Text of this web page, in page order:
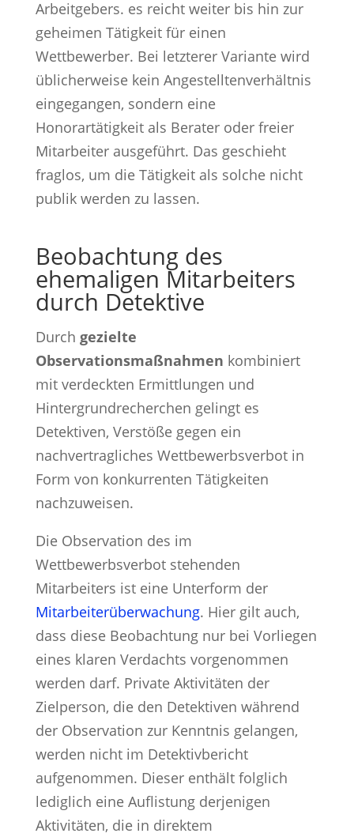
Arbeitgebers. es reicht weiter bis hin zur
geheimen Tätigkeit für einen
Wettbewerber. Bei letzterer Variante wird
üblicherweise kein Angestelltenverhältnis
eingegangen, sondern eine
Honorartätigkeit als Berater oder freier
Mitarbeiter ausgeführt. Das geschieht
fraglos, um die Tätigkeit als solche nicht
publik werden zu lassen.
Beobachtung des
ehemaligen Mitarbeiters
durch Detektive
Durch gezielte
Observationsmaßnahmen kombiniert
mit verdeckten Ermittlungen und
Hintergrundrecherchen gelingt es
Detektiven, Verstöße gegen ein
nachvertragliches Wettbewerbsverbot in
Form von konkurrenten Tätigkeiten
nachzuweisen.
Die Observation des im
Wettbewerbsverbot stehenden
Mitarbeiters ist eine Unterform der
Mitarbeiterüberwachung. Hier gilt auch,
dass diese Beobachtung nur bei Vorliegen
eines klaren Verdachts vorgenommen
werden darf. Private Aktivitäten der
Zielperson, die den Detektiven während
der Observation zur Kenntnis gelangen,
werden nicht im Detektivbericht
aufgenommen. Dieser enthält folglich
lediglich eine Auflistung derjenigen
Aktivitäten, die in direktem